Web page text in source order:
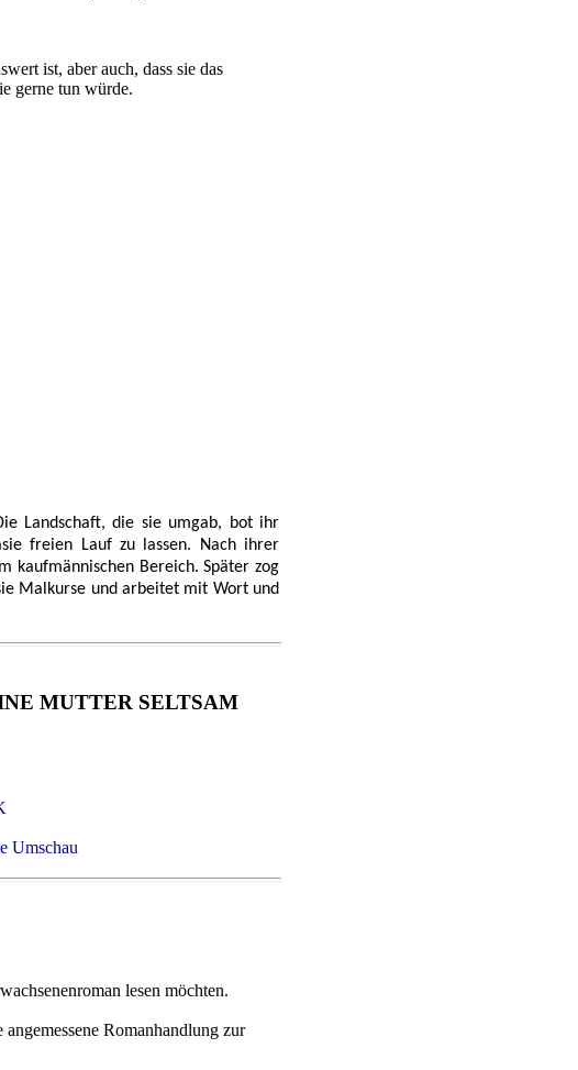
ist, aber auch, dass sie das
gerne tun würde.
Landschaft, die sie umgab, bot ihr
freien Lauf zu lassen. Nach ihrer
kaufmännischen Bereich. Später zog
Malkurse und arbeitet mit Wort und
MUTTER SELTSAM
Umschau
lesen möchten.
Romanhandlung zur